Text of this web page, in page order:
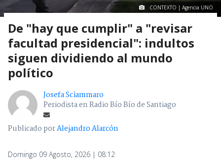
CONTEXTO | Agencia UNO
De "hay que cumplir" a "revisar
facultad presidencial": indultos
siguen dividiendo al mundo
político
Josefa Sciammaro
Periodista en Radio Bío Bío de Santiago
Publicado porAlejandro Alarcón
Domingo 09 Agosto, 2026 | 08:12